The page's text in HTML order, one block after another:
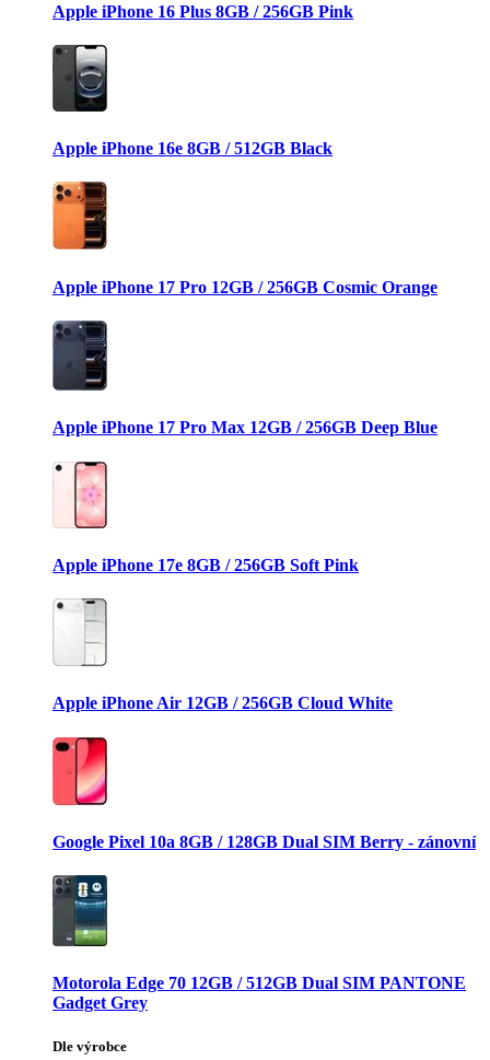
Apple iPhone 16 Plus 8GB / 256GB Pink
Apple iPhone 16e 8GB / 512GB Black
Apple iPhone 17 Pro 12GB / 256GB Cosmic Orange
Apple iPhone 17 Pro Max 12GB / 256GB Deep Blue
Apple iPhone 17e 8GB / 256GB Soft Pink
Apple iPhone Air 12GB / 256GB Cloud White
Google Pixel 10a 8GB / 128GB Dual SIM Berry - zánovní
Motorola Edge 70 12GB / 512GB Dual SIM PANTONE
Gadget Grey
Dle výrobce